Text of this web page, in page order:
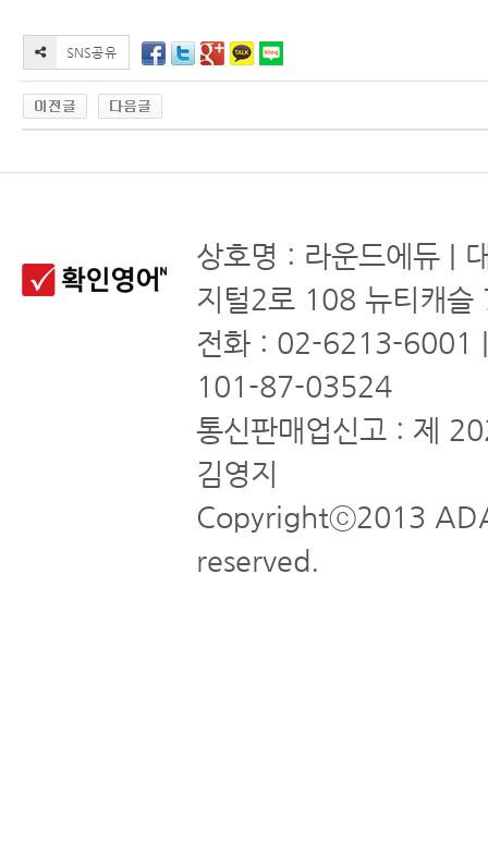
상호명 : 라운드에듀 |
지털2로 108 뉴티캐슬
전화 : 02-6213-6001
101-87-03524
통신판매업신고 : 제
김영지
Copyrightⓒ2013
reserved.